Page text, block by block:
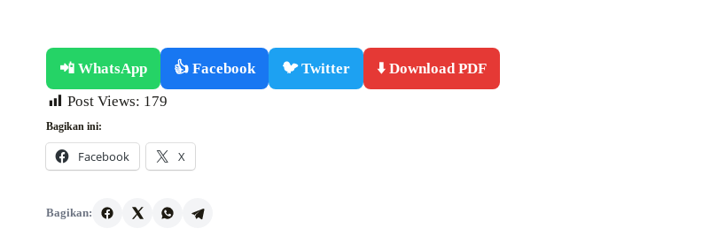
📲 WhatsApp 👍 Facebook 🐦 Twitter
⬇️ Download PDF
Post Views: 179
Bagikan ini:
Facebook X
Bagikan: